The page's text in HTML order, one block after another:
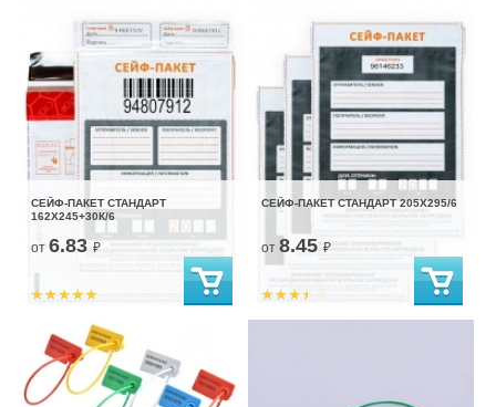
СЕЙФ-ПАКЕТ СТАНДАРТ
162Х245+30К/6
от 6.83₽
СЕЙФ-ПАКЕТ СТАНДАРТ 205Х295/6
от 8.45 ₽